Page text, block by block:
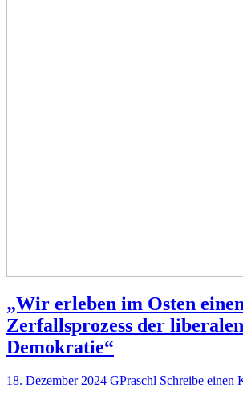
„Wir erleben im Osten einen
Zerfallsprozess der liberalen
Demokratie“
18. Dezember 2024 GPraschl Schreibe einen